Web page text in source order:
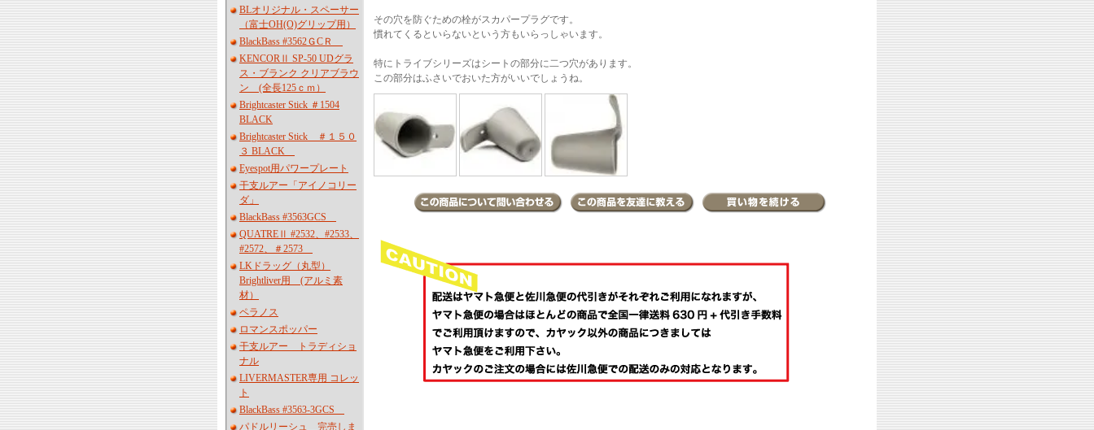
BLオリジナル・スペーサー
（富士OH(O)グリップ用）
BlackBass #3562ＧCＲ
KENCORⅡ SP-50 UDグラ
ス・ブランク クリアブラウ
ン (全長125ｃｍ）
Brightcaster Stick ＃1504
BLACK
Brightcaster Stick ＃１５０
３ BLACK
Eyespot用パワープレート
干支ルアー「アイノコリー
ダ」
BlackBass #3563GCS
QUATREⅡ #2532、#2533、
#2572、＃2573
LKドラッグ（丸型）
Brightliver用 (アルミ素
材）
ペラノス
ロマンスポッパー
干支ルアー トラディショ
ナル
LIVERMASTER専用 コレッ
ト
BlackBass #3563-3GCS
パドルリーシュ 完売しま
その穴を防ぐための栓がスカパープラグです。
慣れてくるといらないという方もいらっしゃいます。
特にトライブシリーズはシートの部分に二つ穴があります。
この部分はふさいでおいた方がいいでしょうね。